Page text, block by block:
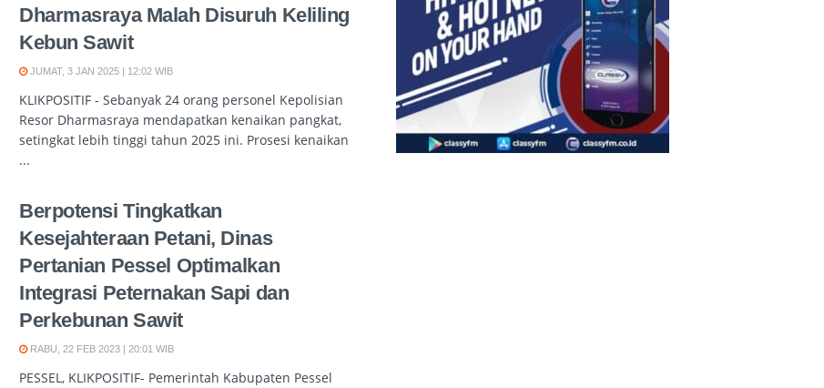
Dharmasraya Malah Disuruh Keliling
Kebun Sawit
JUMAT, 3 JAN 2025 | 12:02 WIB
KLIKPOSITIF - Sebanyak 24 orang personel Kepolisian
Resor Dharmasraya mendapatkan kenaikan pangkat,
setingkat lebih tinggi tahun 2025 ini. Prosesi kenaikan
...
Berpotensi Tingkatkan
Kesejahteraan Petani, Dinas
Pertanian Pessel Optimalkan
Integrasi Peternakan Sapi dan
Perkebunan Sawit
RABU, 22 FEB 2023 | 20:01 WIB
PESSEL, KLIKPOSITIF- Pemerintah Kabupaten Pessel